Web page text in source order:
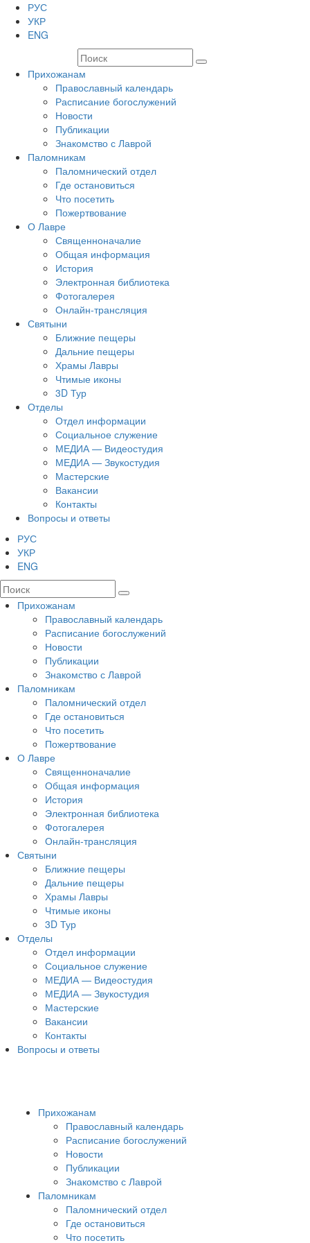
РУС
УКР
ENG
Прихожанам
Православный календарь
Расписание богослужений
Новости
Публикации
Знакомство с Лаврой
Паломникам
Паломнический отдел
Где остановиться
Что посетить
Пожертвование
О Лавре
Священноначалие
Общая информация
История
Электронная библиотека
Фотогалерея
Онлайн-трансляция
Святыни
Ближние пещеры
Дальние пещеры
Храмы Лавры
Чтимые иконы
3D Тур
Отделы
Отдел информации
Социальное служение
МЕДИА — Видеостудия
МЕДИА — Звукостудия
Мастерские
Вакансии
Контакты
Вопросы и ответы
РУС
УКР
ENG
Прихожанам
Православный календарь
Расписание богослужений
Новости
Публикации
Знакомство с Лаврой
Паломникам
Паломнический отдел
Где остановиться
Что посетить
Пожертвование
О Лавре
Священноначалие
Общая информация
История
Электронная библиотека
Фотогалерея
Онлайн-трансляция
Святыни
Ближние пещеры
Дальние пещеры
Храмы Лавры
Чтимые иконы
3D Тур
Отделы
Отдел информации
Социальное служение
МЕДИА — Видеостудия
МЕДИА — Звукостудия
Мастерские
Вакансии
Контакты
Вопросы и ответы
Прихожанам
Православный календарь
Расписание богослужений
Новости
Публикации
Знакомство с Лаврой
Паломникам
Паломнический отдел
Где остановиться
Что посетить